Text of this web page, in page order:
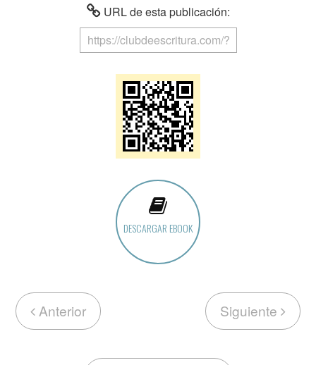
URL de esta publicación:
DESCARGAR EBOOK
Anterior Siguiente